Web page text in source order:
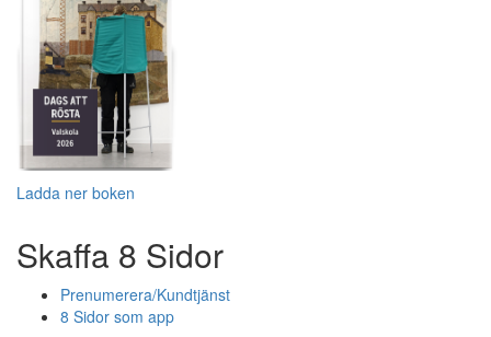
Ladda ner boken
Skaffa 8 Sidor
Prenumerera/Kundtjänst
8 Sidor som app